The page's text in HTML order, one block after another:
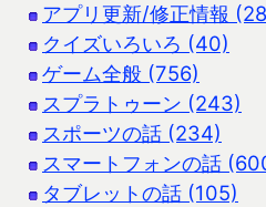
アプリ更新/修正情報
クイズいろいろ (40)
ゲーム全般 (756)
スプラトゥーン (243)
スポーツの話 (234)
スマートフォンの話
タブレットの話 (105)